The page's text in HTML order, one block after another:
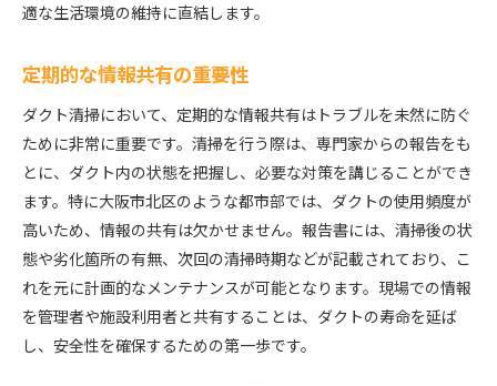
適な生活環境の維持に直結します。
定期的な情報共有の重要性
ダクト清掃において、定期的な情報共有はトラブルを未然に防ぐ
ために非常に重要です。清掃を行う際は、専門家からの報告をも
とに、ダクト内の状態を把握し、必要な対策を講じることができ
ます。特に大阪市北区のような都市部では、ダクトの使用頻度が
高いため、情報の共有は欠かせません。報告書には、清掃後の状
態や劣化箇所の有無、次回の清掃時期などが記載されており、こ
れを元に計画的なメンテナンスが可能となります。現場での情報
を管理者や施設利用者と共有することは、ダクトの寿命を延ば
し、安全性を確保するための第一歩です。